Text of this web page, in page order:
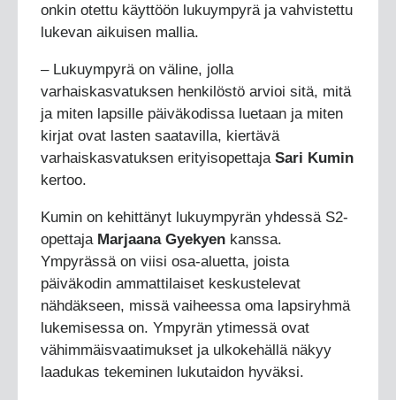
onkin otettu käyttöön lukuympyrä ja vahvistettu
lukevan aikuisen mallia.
– Lukuympyrä on väline, jolla
varhaiskasvatuksen henkilöstö arvioi sitä, mitä
ja miten lapsille päiväkodissa luetaan ja miten
kirjat ovat lasten saatavilla, kiertävä
varhaiskasvatuksen erityisopettaja Sari Kumin
kertoo.
Kumin on kehittänyt lukuympyrän yhdessä S2-
opettaja Marjaana Gyekyenkanssa.
Ympyrässä on viisi osa-aluetta, joista
päiväkodin ammattilaiset keskustelevat
nähdäkseen, missä vaiheessa oma lapsiryhmä
lukemisessa on. Ympyrän ytimessä ovat
vähimmäisvaatimukset ja ulkokehällä näkyy
laadukas tekeminen lukutaidon hyväksi.